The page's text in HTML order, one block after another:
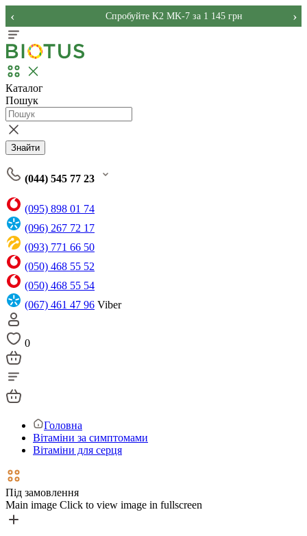
Спробуйте K2 MK-7 за 1 145 грн
‹ ›
Каталог
Пошук
Знайти
(044) 545 77 23
(095) 898 01 74
(096) 267 72 17
(093) 771 66 50
(050) 468 55 52
(050) 468 55 54
(067) 461 47 96 Viber
0
Головна
Вітаміни за симптомами
Вітаміни для серця
Під замовлення
Main image Click to view image in fullscreen